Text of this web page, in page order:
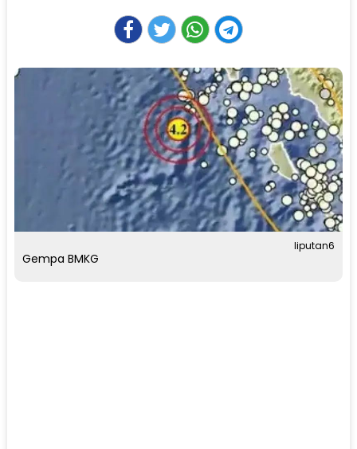
liputan6
Gempa BMKG